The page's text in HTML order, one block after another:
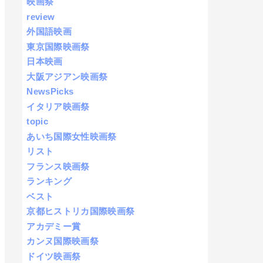
review
外国語映画
東京国際映画祭
日本映画
大阪アジアン映画祭
NewsPicks
イタリア映画祭
topic
あいち国際女性映画祭
リスト
フランス映画祭
ランキング
ベスト
京都ヒストリカ国際映画祭
アカデミー賞
カンヌ国際映画祭
ドイツ映画祭